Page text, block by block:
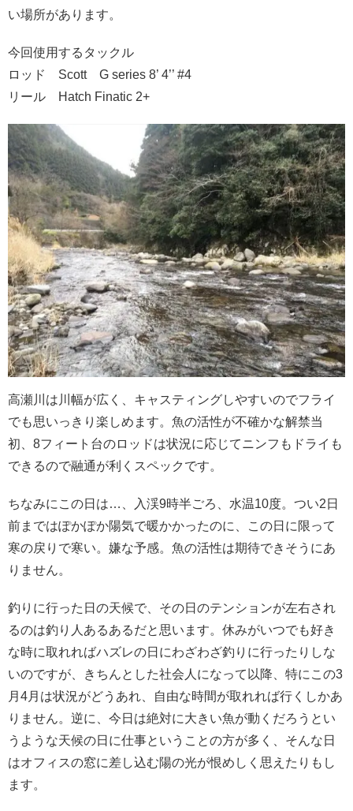
い場所があります。
今回使用するタックル
ロッド Scott G series 8’ 4’’ #4
リール Hatch Finatic 2+
高瀬川は川幅が広く、キャスティングしやすいのでフライ
でも思いっきり楽しめます。魚の活性が不確かな解禁当
初、8フィート台のロッドは状況に応じてニンフもドライも
できるので融通が利くスペックです。
ちなみにこの日は…、入渓9時半ごろ、水温10度。つい2日
前まではぽかぽか陽気で暖かかったのに、この日に限って
寒の戻りで寒い。嫌な予感。魚の活性は期待できそうにあ
りません。
釣りに行った日の天候で、その日のテンションが左右され
るのは釣り人あるあるだと思います。休みがいつでも好き
な時に取れればハズレの日にわざわざ釣りに行ったりしな
いのですが、きちんとした社会人になって以降、特にこの3
月4月は状況がどうあれ、自由な時間が取れれば行くしかあ
りません。逆に、今日は絶対に大きい魚が動くだろうとい
うような天候の日に仕事ということの方が多く、そんな日
はオフィスの窓に差し込む陽の光が恨めしく思えたりもし
ます。